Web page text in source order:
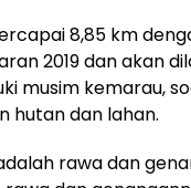
8,85 km
2019 dan akan
musim kemarau,
hutan dan lahan.
rawa dan